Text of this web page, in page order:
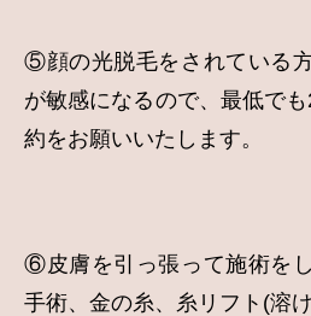
⑤顔の光脱毛をされている
が敏感になるので、最低で
約をお願いいたします。
⑥皮膚を引っ張って施術を
手術、金の糸、糸リフト(溶